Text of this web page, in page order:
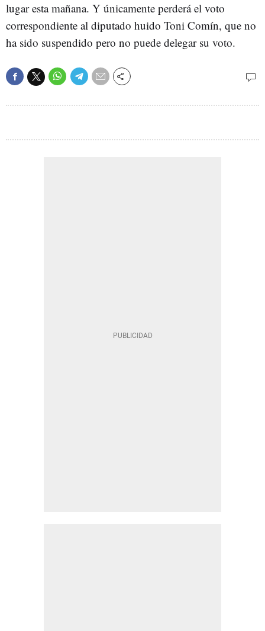
lugar esta mañana. Y únicamente perderá el voto
correspondiente al diputado huido Toni Comín, que no
ha sido suspendido pero no puede delegar su voto.